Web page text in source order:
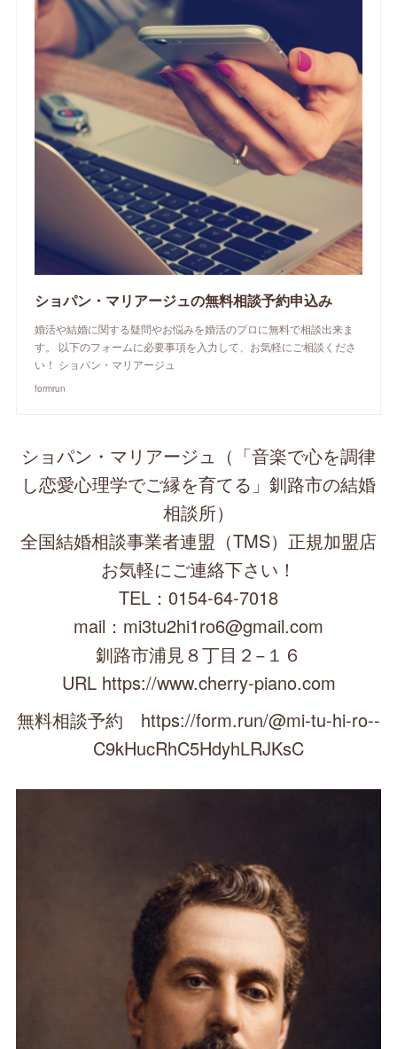
ショパン・マリアージュの無料相談予約申込み
婚活や結婚に関する疑問やお悩みを婚活のプロに無料で相談出来ま
す。 以下のフォームに必要事項を入力して、お気軽にご相談くださ
い！ ショパン・マリアージュ
formrun
ショパン・マリアージュ（「音楽で心を調律
し恋愛心理学でご縁を育てる」釧路市の結婚
相談所）
全国結婚相談事業者連盟（TMS）正規加盟店
お気軽にご連絡下さい！
TEL：0154-64-7018
mail：mi3tu2hi1ro6@gmail.com
釧路市浦見８丁目２−１６
URL https://www.cherry-piano.com
無料相談予約 https://form.run/@mi-tu-hi-ro--
C9kHucRhC5HdyhLRJKsC